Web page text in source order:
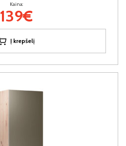
Kaina:
139€
Į krepšelį